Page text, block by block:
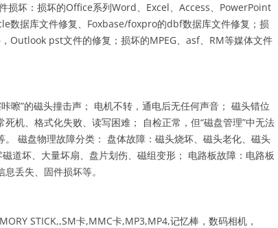
损坏：损坏的Office系列Word、Excel、Access、PowerPoint
数据库文件修复、Foxbase/foxpro的dbf数据库文件修复；损
Outlook pst文件的修复；损坏的MPEG、asf、RM等媒体文件
嚓”的磁头撞击声； 电机不转，通电后无任何声音； 磁头错位
机、格式化失败、读写困难； 自检正常，但“磁盘管理”中无法
磁盘物理故障分类： 盘体故障：磁头烧坏、磁头老化、磁头
道坏、大量坏扇、盘片划伤、磁组变形； 电路板故障：电路板
丢失、固件损坏等。
STICK,,SM卡,MMC卡,MP3,MP4,记忆棒，数码相机，